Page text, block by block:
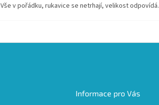
Vše v pořádku, rukavice se netrhají, velikost odpovídá.
Informace pro Vás